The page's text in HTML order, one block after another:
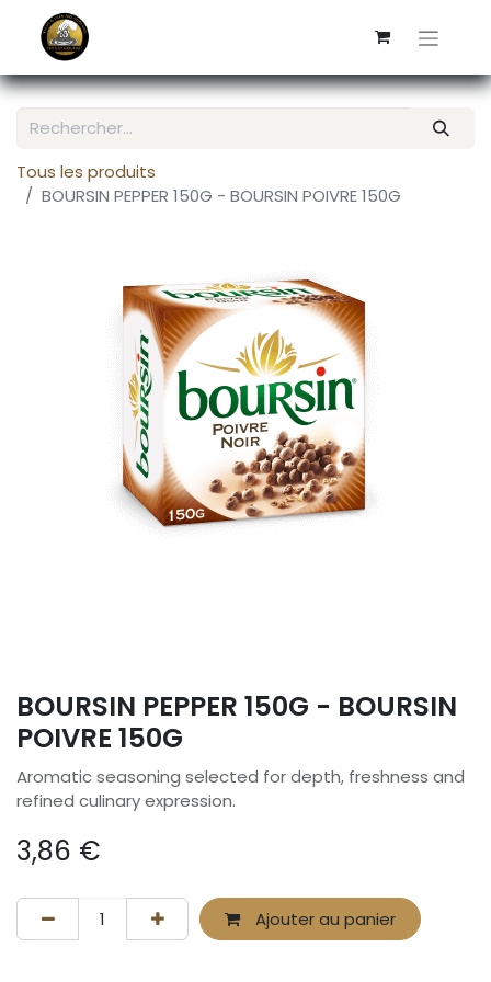
Tous les produits
BOURSIN PEPPER 150G - BOURSIN POIVRE 150G
BOURSIN PEPPER 150G - BOURSIN
POIVRE 150G
Aromatic seasoning selected for depth, freshness and
refined culinary expression.
3,86 €
Ajouter au panier